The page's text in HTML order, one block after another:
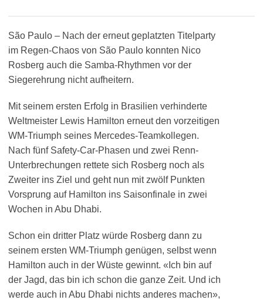
São Paulo – Nach der erneut geplatzten Titelparty
im Regen-Chaos von São Paulo konnten Nico
Rosberg auch die Samba-Rhythmen vor der
Siegerehrung nicht aufheitern.
Mit seinem ersten Erfolg in Brasilien verhinderte
Weltmeister Lewis Hamilton erneut den vorzeitigen
WM-Triumph seines Mercedes-Teamkollegen.
Nach fünf Safety-Car-Phasen und zwei Renn-
Unterbrechungen rettete sich Rosberg noch als
Zweiter ins Ziel und geht nun mit zwölf Punkten
Vorsprung auf Hamilton ins Saisonfinale in zwei
Wochen in Abu Dhabi.
Schon ein dritter Platz würde Rosberg dann zu
seinem ersten WM-Triumph genügen, selbst wenn
Hamilton auch in der Wüste gewinnt. «Ich bin auf
der Jagd, das bin ich schon die ganze Zeit. Und ich
werde auch in Abu Dhabi nichts anderes machen»,